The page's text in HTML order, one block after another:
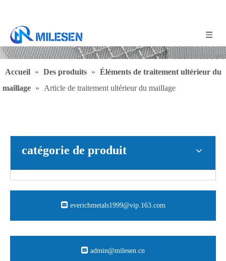
Accueil » Des produits » Éléments de traitement ultérieur du
maillage » Article de traitement ultérieur du maillage
catégorie de produit
everichmetals1999@vip.163.com
admin@milesen.cn